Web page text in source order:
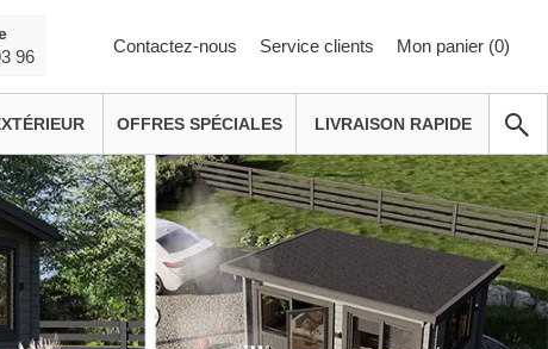
96
Contactez-nous Service clients Mon panier (0)
OFFRES SPÉCIALES LIVRAISON RAPIDE